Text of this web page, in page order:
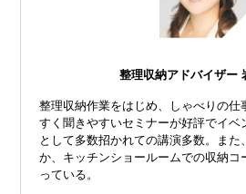
整理収納アドバイザー
整理収納作業をはじめ、しゃべりの
すく聞きやすいセミナーが好評でイ
として多数招かれての講演多数。また
か、キッチンショールームでの収納
っている。